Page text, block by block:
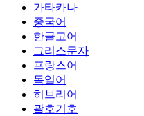
가타카나
중국어
한글고어
그리스문자
프랑스어
독일어
히브리어
괄호기호